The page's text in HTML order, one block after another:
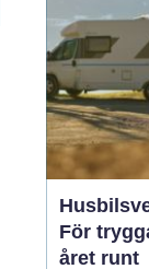
behöver
än bara en
ska tåla
För
året runt